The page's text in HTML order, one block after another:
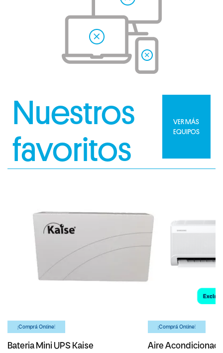
Nuestros
favoritos
VER MÁS
EQUIPOS
¡Comprá Online!
Bateria Mini UPS Kaise
¡Comprá Online!
Aire